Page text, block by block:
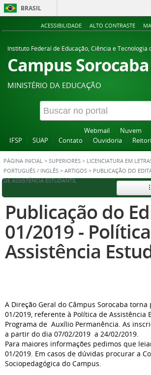
BRASIL
Acesso
ACESSIBILIDADE ALTO CONTRASTE
Instituto Federal de Educação, Ciência e Tecnologia
Campus Sorocaba
MINISTÉRIO DA EDUCAÇÃO
Webmail
Nuvem
IFSP
SUAP Contato Ouvidoria
PÁGINA INICIAL > SUPERIORES > LICENCIATURA EM
PORTUGUÊS / INGLÊS > ARTIGOS > PUBLICAÇÃO DO
DE ASSISTÊNCIA ESTUDANTIL
Publicação do
01/2019 -
Assistência
A Direção Geral do Câmpus Sorocaba torna
01/2019, referente à Política de Assistência
Programa de Auxílio Permanência. As
a partir do dia 07/02/2019 a 24/02/2019.
Para maiores informações pedimos que
01/2019. Em casos de dúvidas procurar a
Sociopedagógica do Campus.